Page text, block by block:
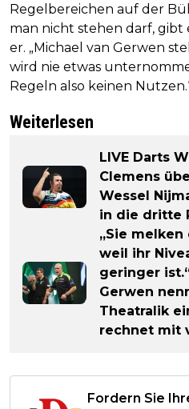
Regelbereichen auf der
man nicht stehen darf, gibt
er. „Michael van Gerwen
wird nie etwas
Regeln also keinen
Weiterlesen
LIVE Darts
Clemens
Wessel
in die dritte
„Sie melken
weil ihr
geringer
Gerwen
Theatralik
rechnet mit
Fordern Sie